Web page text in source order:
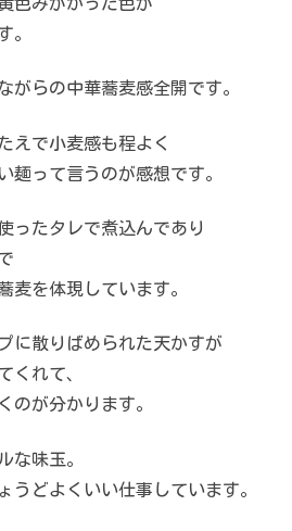
。
がらの中華蕎麦感全開です。
えで小麦感も程よく
麺って言うのが感想です。
ったタレで煮込んであり
麦を体現しています。
に散りばめられた天かすが
くれて、
のが分かります。
な味玉。
うどよくいい仕事しています。